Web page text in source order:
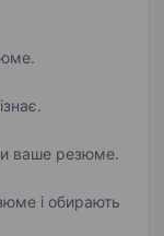
ваше резюме.
і обирають